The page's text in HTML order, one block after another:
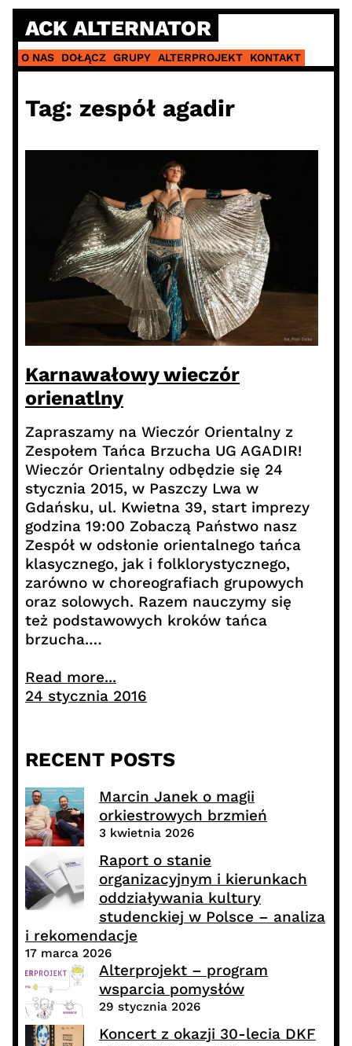
Skip
content
ACK ALTERNATOR
O NAS DOŁĄCZ GRUPY ALTERPROJEKT KONTAKT
Tag: zespół agadir
Karnawałowy wieczór
orienatlny
Zapraszamy na Wieczór Orientalny z
Zespołem Tańca Brzucha UG AGADIR!
Wieczór Orientalny odbędzie się 24
stycznia 2015, w Paszczy Lwa w
Gdańsku, ul. Kwietna 39, start imprezy
godzina 19:00 Zobaczą Państwo nasz
Zespół w odsłonie orientalnego tańca
klasycznego, jak i folklorystycznego,
zarówno w choreografiach grupowych
oraz solowych. Razem nauczymy się
też podstawowych kroków tańca
brzucha.…
Read more...
24 stycznia 2016
RECENT POSTS
Marcin Janek o magii
orkiestrowych brzmień
3 kwietnia 2026
Raport o stanie
organizacyjnym i kierunkach
oddziaływania kultury
studenckiej w Polsce – analiza
i rekomendacje
17 marca 2026
Alterprojekt – program
wsparcia pomysłów
29 stycznia 2026
Koncert z okazji 30-lecia DKF